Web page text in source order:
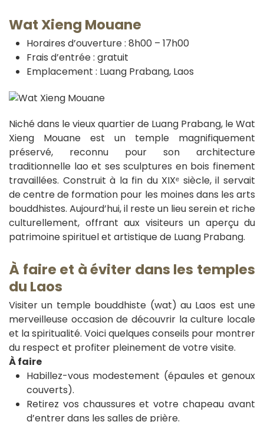
Wat Xieng Mouane
Horaires d’ouverture : 8h00 – 17h00
Frais d’entrée : gratuit
Emplacement : Luang Prabang, Laos
Niché dans le vieux quartier de Luang Prabang, le Wat
Xieng Mouane est un temple magnifiquement
préservé, reconnu pour son architecture
traditionnelle lao et ses sculptures en bois finement
travaillées. Construit à la fin du XIXᵉ siècle, il servait
de centre de formation pour les moines dans les arts
bouddhistes. Aujourd’hui, il reste un lieu serein et riche
culturellement, offrant aux visiteurs un aperçu du
patrimoine spirituel et artistique de Luang Prabang.
À faire et à éviter dans les temples
du Laos
Visiter un temple bouddhiste (wat) au Laos est une
merveilleuse occasion de découvrir la culture locale
et la spiritualité. Voici quelques conseils pour montrer
du respect et profiter pleinement de votre visite.
À faire
Habillez-vous modestement (épaules et genoux
couverts).
Retirez vos chaussures et votre chapeau avant
d’entrer dans les salles de prière.